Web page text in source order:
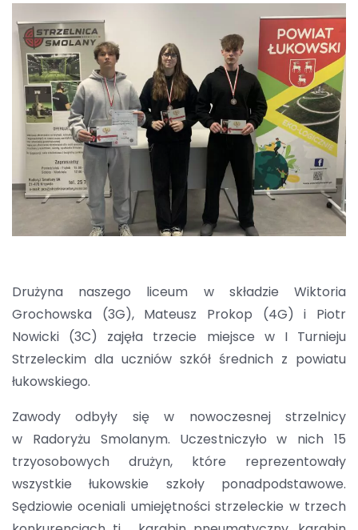
Drużyna naszego liceum w składzie Wiktoria
Grochowska (3G), Mateusz Prokop (4G) i Piotr
Nowicki (3C) zajęła trzecie miejsce w I Turnieju
Strzeleckim dla uczniów szkół średnich z powiatu
łukowskiego.
Zawody odbyły się w nowoczesnej strzelnicy
w Radoryżu Smolanym. Uczestniczyło w nich 15
trzyosobowych drużyn, które reprezentowały
wszystkie łukowskie szkoły ponadpodstawowe.
Sędziowie oceniali umiejętności strzeleckie w trzech